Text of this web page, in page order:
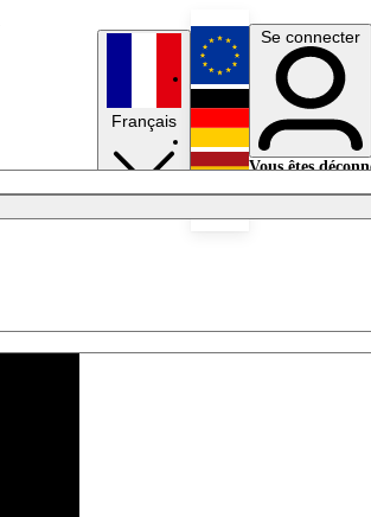
Français
English
Deutsch
Se connecter
Vous êtes